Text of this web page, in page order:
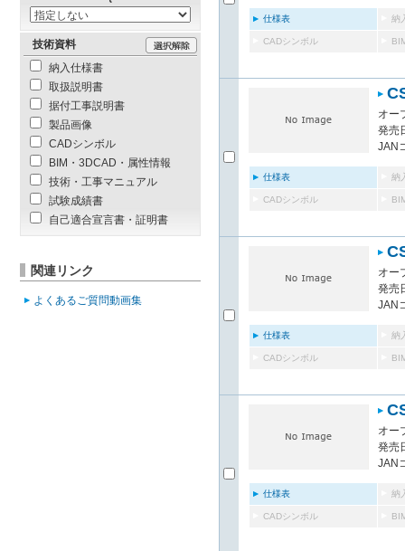
仕様表 納
CADシンボル
オー
発売
JAN
仕様表 納
CADシンボル
オー
発売
JAN
仕様表 納
CADシンボル
オー
発売
JAN
仕様表 納
CADシンボル
技術資料
納入仕様書
取扱説明書
据付工事説明書
製品画像
CADシンボル
BIM・3DCAD・属性情報
技術・工事マニュアル
試験成績書
自己適合宣言書・証明書
関連リンク
よくあるご質問動画集